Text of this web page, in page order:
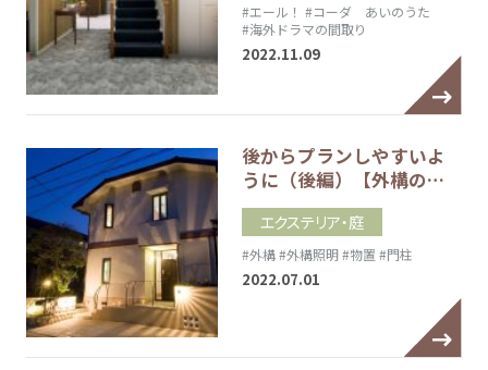
#エール！ #コーダ あいのうた
#海外ドラマの間取り
2022.11.09
後からプランしやすいよ
うに（後編）【外構の…
エクステリア・庭
#外構#外構照明 #物置 #門柱
2022.07.01